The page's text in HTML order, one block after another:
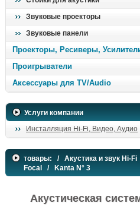
Звуковые проекторы
Звуковые панели
Проекторы, Ресиверы,
Проигрыватели
Аксессуары для TV/Audio
Услуги компании
Инсталляция Hi-Fi, Видео, Аудио
товары: / Акустика и звук Hi-Fi
Focal
/ Kanta N° 3
Акустическая